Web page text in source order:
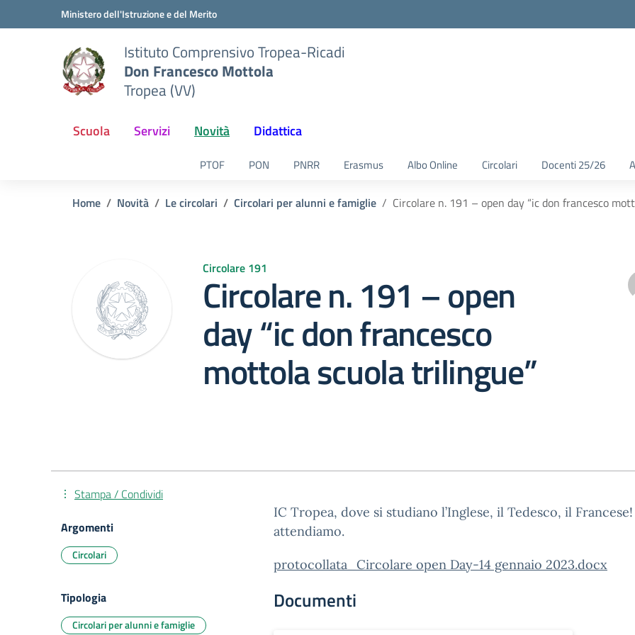
Vai ai contenuti
Vai al menu di navigazioneMinistero dell'Istruzione e del Merito
Istituto Comprensivo Tropea-Ricadi
Don Francesco Mottola
Tropea (VV)
Scuola Servizi Novità Didattica
PTOF PON PNRR Erasmus Albo Online Circolari Docenti 25/26
Home Novità Le circolari Circolari per alunni e famiglie Circolare n. 191 – open day “ic don francesco
Circolare 191
Circolare n. 191 – open
day “ic don francesco
mottola scuola trilingue”
IC Tropea, dove si studiano l’Inglese, il Tedesco, il
attendiamo.
protocollata_Circolare open Day-14 gennaio 2023.docx
Documenti
Stampa / Condividi
Argomenti
Circolari
Tipologia
Circolari per alunni e famiglie